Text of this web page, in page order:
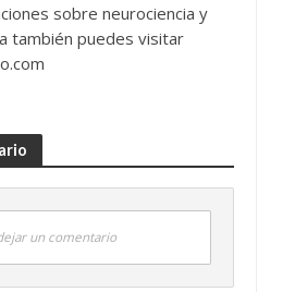
sobre neurociencia y
también puedes visitar
un comentario